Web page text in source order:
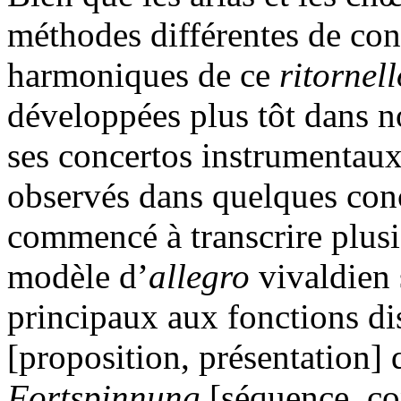
méthodes différentes de
harmoniques de ce
développées plus tôt dans
ses concertos
observés dans quelques
commencé à transcrire
modèle d’allegro vivaldien
principaux aux fonctions
[proposition, présentation]